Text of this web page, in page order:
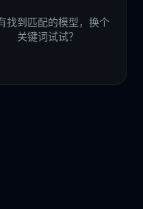
找到匹配的模型，换个
关键词试试？